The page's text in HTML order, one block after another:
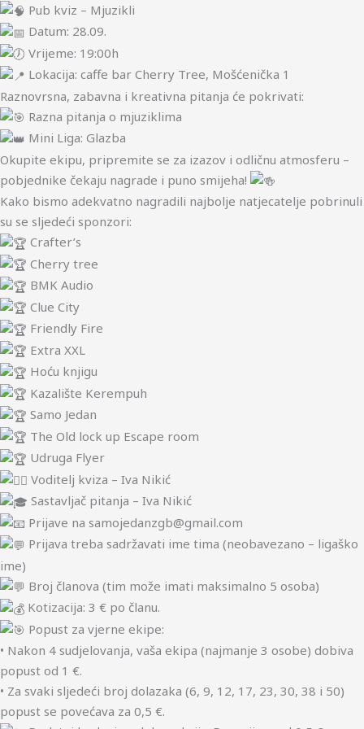
Pub kviz – Mjuzikli
Datum: 28.09.
Vrijeme: 19:00h
Lokacija: caffe bar Cherry Tree, Mošćenička 1
Raznovrsna, zabavna i kreativna pitanja će pokrivati:
Razna pitanja o mjuziklima
Mini Liga: Glazba
Okupite ekipu, pripremite se za izazov i odličnu atmosferu –
pobjednike čekaju nagrade i puno smijeha!
Kako bismo adekvatno nagradili najbolje natjecatelje pobrinuli
su se sljedeći sponzori:
Crafter’s
Cherry tree
BMK Audio
Clue City
Friendly Fire
Extra XXL
Hoću knjigu
Kazalište Kerempuh
Samo Jedan
The Old lock up Escape room
Udruga Flyer
Voditelj kviza – Iva Nikić
Sastavljač pitanja – Iva Nikić
Prijave na samojedanzgb@gmail.com
Prijava treba sadržavati ime tima (neobavezano – ligaško
ime)
Broj članova (tim može imati maksimalno 5 osoba)
Kotizacija: 3 € po članu.
Popust za vjerne ekipe:
• Nakon 4 sudjelovanja, vaša ekipa (najmanje 3 osobe) dobiva
popust od 1 €.
• Za svaki sljedeći broj dolazaka (6, 9, 12, 17, 23, 30, 38 i 50)
popust se povećava za 0,5 €.